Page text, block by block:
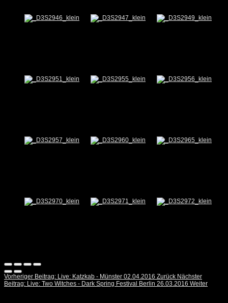
Vorheriger Beitrag: Live: Katzkab - Münster 02.04.2016 Zurück Nächster
Beitrag: Live: Two Witches - Dark Spring Festival Berlin 26.03.2016 Weiter